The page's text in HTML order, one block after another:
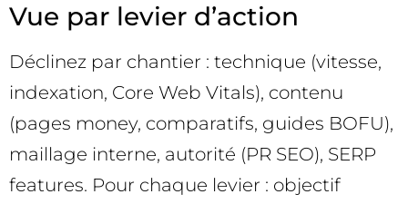
Vue par levier d’action
Déclinez par chantier : technique (vitesse,
indexation, Core Web Vitals), contenu
(pages money, comparatifs, guides BOFU),
maillage interne, autorité (PR SEO), SERP
features. Pour chaque levier : objectif